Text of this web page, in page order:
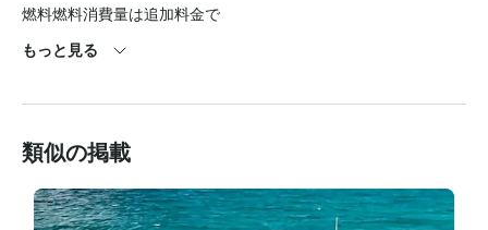
燃料燃料消費量は追加料金で
、選択した目的地と現在のガス1ガロンあたりの価格によって異
されます
。
謝礼最後に
もっと見る
類似の掲載